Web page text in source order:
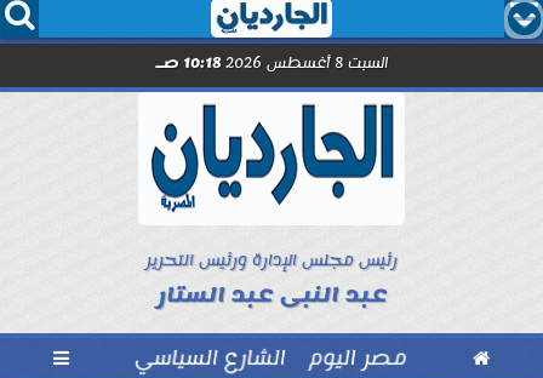
  
السبت 8 أغسطس 2026 10:18 صـ
رئيس مجلس الإدارة ورئيس التحرير
عبد النبى عبد الستار
 مصر اليوم الشارع السياسي 